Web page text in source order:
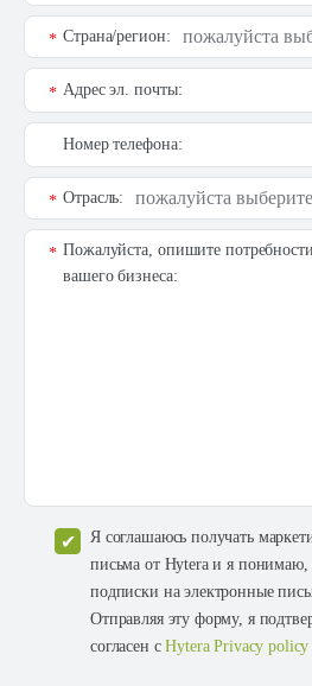
Страна/регион:
*
Адрес эл. почты:
*
Номер телефона:
Отрасль:
*
Пожалуйста, опишите потребности
вашего бизнеса:
*
Я соглашаюсь получать
письма от Hytera и я понимаю,
подписки на электронные
Отправляя эту форму, я
согласен сHytera Privacy policy